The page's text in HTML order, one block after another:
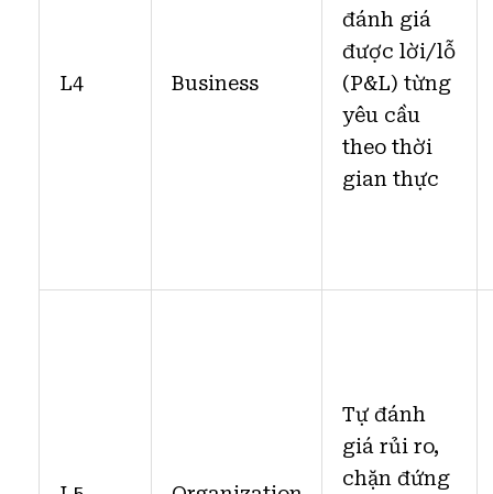
L4 Business
đánh giá
được lời/lỗ
(P&L) từng
yêu cầu
theo thời
gian thực
Tự đánh
giá rủi ro,
chặn đứng